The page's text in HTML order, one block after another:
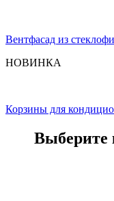
Вентфасад из
НОВИНКА
Корзины для
Выберите